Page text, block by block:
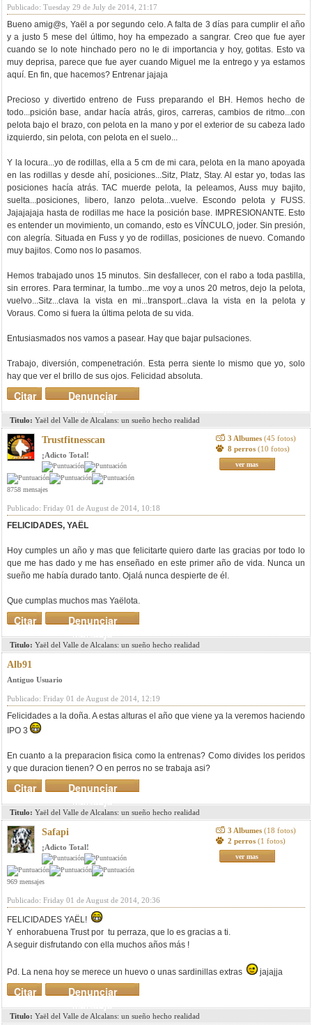
Publicado: Tuesday 29 de July de 2014, 21:17
Bueno amig@s, Yaël a por segundo celo. A falta de 3 días para cumplir el año
y a justo 5 mese del último, hoy ha empezado a sangrar. Creo que fue ayer
cuando se lo note hinchado pero no le di importancia y hoy, gotitas. Esto va
muy deprisa, parece que fue ayer cuando Miguel me la entrego y ya estamos
aquí. En fin, que hacemos? Entrenar jajaja
Precioso y divertido entreno de Fuss preparando el BH. Hemos hecho de
todo...psición base, andar hacía atrás, giros, carreras, cambios de ritmo...con
pelota bajo el brazo, con pelota en la mano y por el exterior de su cabeza lado
izquierdo, sin pelota, con pelota en el suelo...
Y la locura...yo de rodillas, ella a 5 cm de mi cara, pelota en la mano apoyada
en las rodillas y desde ahí, posiciones...Sitz, Platz, Stay. Al estar yo, todas las
posiciones hacía atrás. TAC muerde pelota, la peleamos, Auss muy bajito,
suelta...posiciones, libero, lanzo pelota...vuelve. Escondo pelota y FUSS.
Jajajajaja hasta de rodillas me hace la posición base. IMPRESIONANTE. Esto
es entender un movimiento, un comando, esto es VÍNCULO, joder. Sin presión,
con alegría. Situada en Fuss y yo de rodillas, posiciones de nuevo. Comando
muy bajitos. Como nos lo pasamos.
Hemos trabajado unos 15 minutos. Sin desfallecer, con el rabo a toda pastilla,
sin errores. Para terminar, la tumbo...me voy a unos 20 metros, dejo la pelota,
vuelvo...Sitz...clava la vista en mi...transport...clava la vista en la pelota y
Voraus. Como si fuera la última pelota de su vida.
Entusiasmados nos vamos a pasear. Hay que bajar pulsaciones.
Trabajo, diversión, compenetración. Esta perra siente lo mismo que yo, solo
hay que ver el brillo de sus ojos. Felicidad absoluta.
Denunciar
mensaje
Citar
Titulo: Yaël del Valle de Alcalans: un sueño hecho realidad
Trustfitnesscan
¡Adicto Total!
8758 mensajes
3 Albumes (45 fotos)
8 perros (10 fotos)
ver mas
Publicado: Friday 01 de August de 2014, 10:18
FELICIDADES, YAËL
Hoy cumples un año y mas que felicitarte quiero darte las gracias por todo lo
que me has dado y me has enseñado en este primer año de vida. Nunca un
sueño me había durado tanto. Ojalá nunca despierte de él.
Que cumplas muchos mas Yaëlota.
Denunciar
mensaje
Citar
Titulo: Yaël del Valle de Alcalans: un sueño hecho realidad
Alb91
Antiguo Usuario
Publicado: Friday 01 de August de 2014, 12:19
Felicidades a la doña. A estas alturas el año que viene ya la veremos haciendo
IPO 3
En cuanto a la preparacion fisica como la entrenas? Como divides los peridos
y que duracion tienen? O en perros no se trabaja asi?
Denunciar
mensaje
Citar
Titulo: Yaël del Valle de Alcalans: un sueño hecho realidad
Safapi
¡Adicto Total!
969 mensajes
3 Albumes (18 fotos)
2 perros (1 fotos)
ver mas
Publicado: Friday 01 de August de 2014, 20:36
FELICIDADES YAËL!
Y enhorabuena Trust por tu perraza, que lo es gracias a ti.
A seguir disfrutando con ella muchos años más !
Pd. La nena hoy se merece un huevo o unas sardinillas extras jajajja
Denunciar
mensaje
Citar
Titulo: Yaël del Valle de Alcalans: un sueño hecho realidad